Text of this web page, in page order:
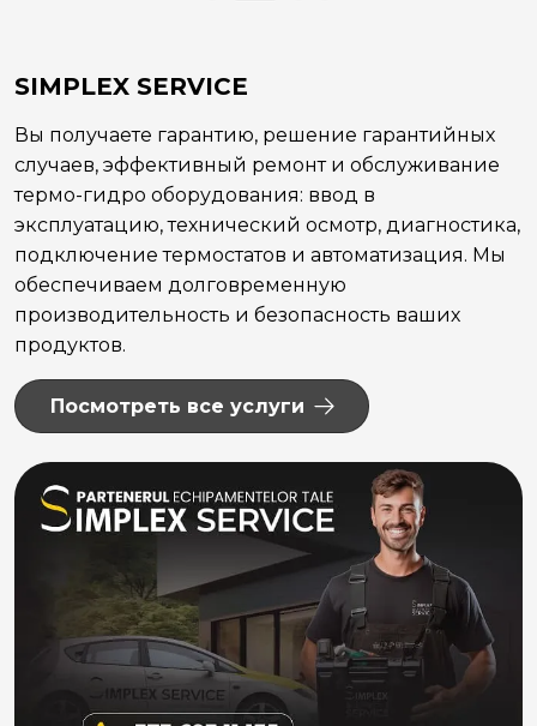
SIMPLEX SERVICE
Вы получаете гарантию, решение гарантийных
случаев, эффективный ремонт и обслуживание
термо-гидро оборудования: ввод в
эксплуатацию, технический осмотр, диагностика,
подключение термостатов и автоматизация. Мы
обеспечиваем долговременную
производительность и безопасность ваших
продуктов.
Посмотреть все услуги